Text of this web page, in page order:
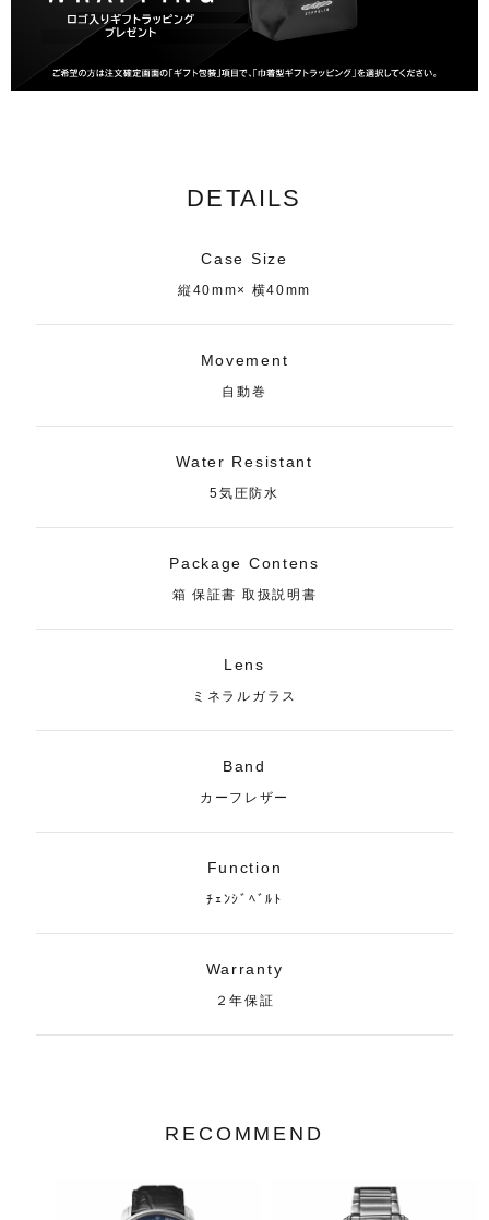
DETAILS
Case Size
縦40mm× 横40mm
Movement
自動巻
Water Resistant
5気圧防水
Package Contens
箱 保証書 取扱説明書
Lens
ミネラルガラス
Band
カーフレザー
Function
ﾁｪﾝｼﾞﾍﾞﾙﾄ
Warranty
２年保証
RECOMMEND